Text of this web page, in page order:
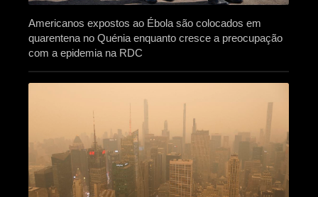
Americanos expostos ao Ébola são colocados em
quarentena no Quénia enquanto cresce a preocupação
com a epidemia na RDC